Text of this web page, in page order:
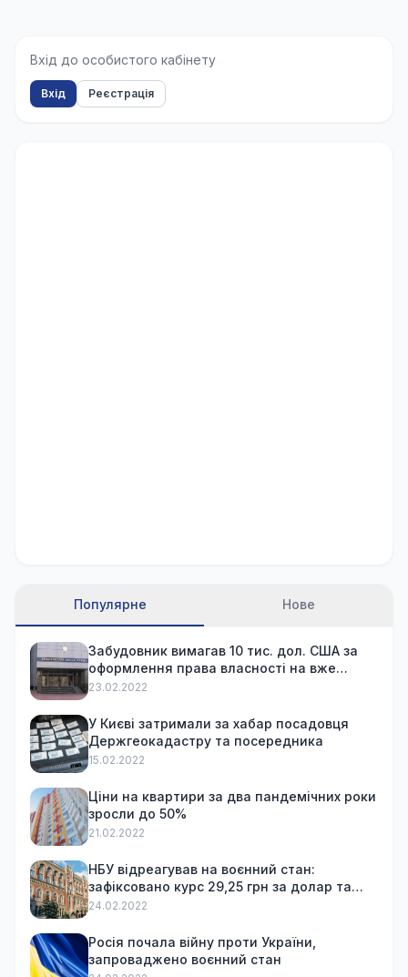
Вхід до особистого кабінету
Вхід Реєстрація
Популярне Нове
Забудовник вимагав 10 тис. дол. США за
оформлення права власності на вже
куплену квартиру
23.02.2022
У Києві затримали за хабар посадовця
Держгеокадастру та посередника
15.02.2022
Ціни на квартири за два пандемічних роки
зросли до 50%
21.02.2022
НБУ відреагував на воєнний стан:
зафіксовано курс 29,25 грн за долар та
обмежив зняття готівки
24.02.2022
Росія почала війну проти України,
запроваджено воєнний стан